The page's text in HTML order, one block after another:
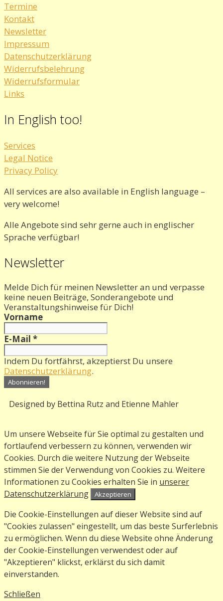
Termine
Kontakt
Newsletter
Impressum
Datenschutzerklärung
Widerrufsbelehrung
Widerrufsformular
Links
In English too!
Services
Legal Notice
Privacy Policy
All services are also available in English language –
very welcome!
Alle Angebote sind sehr gerne auch in englischer
Sprache verfügbar!
Newsletter
Melde Dich für meinen Newsletter an und verpasse
keine neuen Beiträge, Sonderangebote und
Veranstaltungshinweise für Dich!
Vorname
E-Mail *
Indem Du fortfährst, akzeptierst Du unsere
Datenschutzerklärung.
Designed by Bettina Rutz and Etienne Mahler
Um unsere Webseite für Sie optimal zu gestalten und
fortlaufend verbessern zu können, verwenden wir
Cookies. Durch die weitere Nutzung der Webseite
stimmen Sie der Verwendung von Cookies zu. Weitere
Informationen zu Cookies erhalten Sie in unserer
Datenschutzerklärung
Akzeptieren
Die Cookie-Einstellungen auf dieser Website sind auf
"Cookies zulassen" eingestellt, um das beste Surferlebnis
zu ermöglichen. Wenn du diese Website ohne Änderung
der Cookie-Einstellungen verwendest oder auf
"Akzeptieren" klickst, erklärst du sich damit
einverstanden.
Schließen